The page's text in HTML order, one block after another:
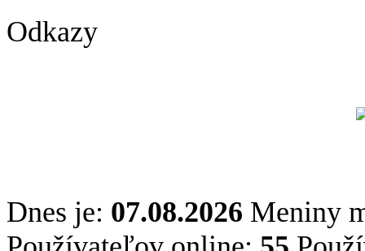
Odkazy
Dnes je: 07.08.2026 Meniny